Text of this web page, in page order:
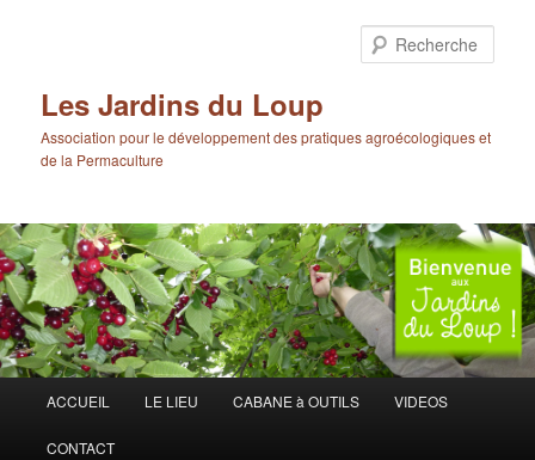
Les Jardins du Loup
Association pour le développement des pratiques agroécologiques et
de la Permaculture
principal
ACCUEIL LE LIEU CABANE à OUTILS VIDEOS
CONTACT